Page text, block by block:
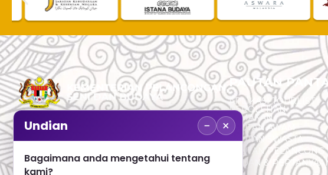
No. 2, Menara 1, Jalan P5/6, Presint 5,
+603 8000 8000
PAUTAN
APLIKASI TOURLIST
PEROLEHAN
SEMAKAN
PAUTAN AWAM
PAUTAN SWASTA
PAUTAN PELANCONG
ADUAN &
Undian − ×
Bagaimana anda mengetahui tentang
kami?